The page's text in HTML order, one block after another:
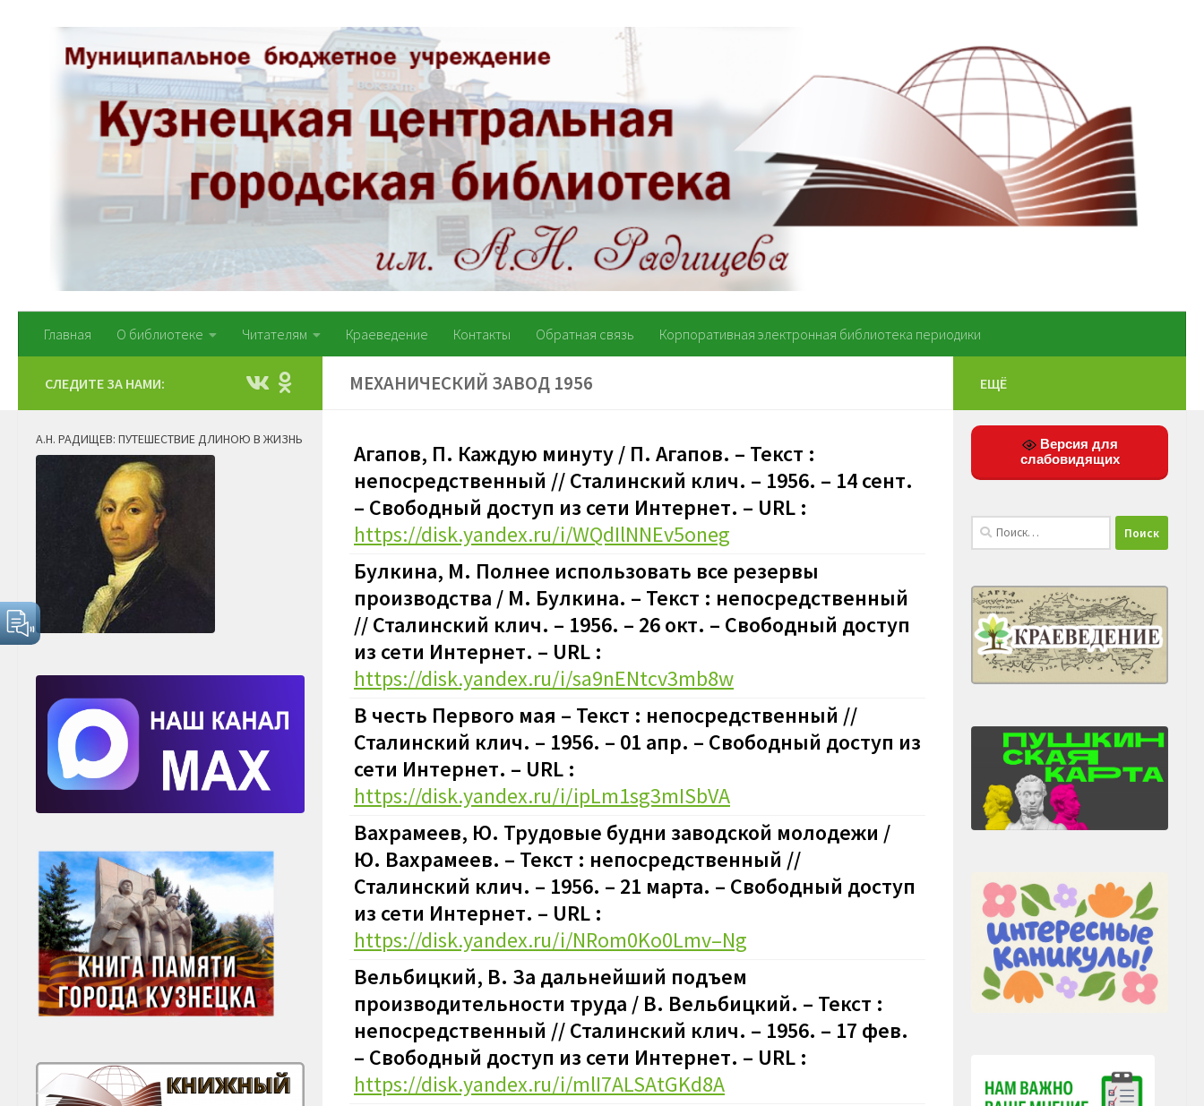
Перейти к содержимому
Главная О библиотеке Читателям Краеведение Контакты Обратная связь Корпоративная электронная библиотека периодики
МЕХАНИЧЕСКИЙ ЗАВОД 1956
Агапов, П. Каждую минуту / П. Агапов. – Текст :
непосредственный // Сталинский клич. – 1956. – 14 сент.
– Свободный доступ из сети Интернет. – URL :
https://disk.yandex.ru/i/WQdIlNNEv5oneg
Булкина, М. Полнее использовать все резервы
производства / М. Булкина. – Текст : непосредственный
// Сталинский клич. – 1956. – 26 окт. – Свободный доступ
из сети Интернет. – URL :
https://disk.yandex.ru/i/sa9nENtcv3mb8w
В честь Первого мая – Текст : непосредственный //
Сталинский клич. – 1956. – 01 апр. – Свободный доступ из
сети Интернет. – URL :
https://disk.yandex.ru/i/ipLm1sg3mISbVA
Вахрамеев, Ю. Трудовые будни заводской молодежи /
Ю. Вахрамеев. – Текст : непосредственный //
Сталинский клич. – 1956. – 21 марта. – Свободный доступ
из сети Интернет. – URL :
https://disk.yandex.ru/i/NRom0Ko0Lmv–Ng
Вельбицкий, В. За дальнейший подъем
производительности труда / В. Вельбицкий. – Текст :
непосредственный // Сталинский клич. – 1956. – 17 фев.
– Свободный доступ из сети Интернет. – URL :
https://disk.yandex.ru/i/mlI7ALSAtGKd8A
СЛЕДИТЕ ЗА НАМИ:
А.Н. РАДИЩЕВ: ПУТЕШЕСТВИЕ ДЛИНОЮ В ЖИЗНЬ
ЕЩЁ
Версия для
слабовидящих
Найти: